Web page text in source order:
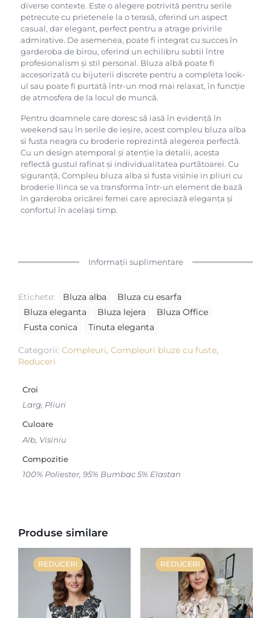
diverse contexte. Este o alegere potrivită pentru serile
petrecute cu prietenele la o terasă, oferind un aspect
casual, dar elegant, perfect pentru a atrage privirile
admirative. De asemenea, poate fi integrat cu succes în
garderoba de birou, oferind un echilibru subtil între
profesionalism și stil personal. Bluza albă poate fi
accesorizată cu bijuterii discrete pentru a completa look-
ul sau poate fi purtată într-un mod mai relaxat, în funcție
de atmosfera de la locul de muncă.
Pentru doamnele care doresc să iasă în evidență în
weekend sau în serile de ieșire, acest compleu bluza alba
si fusta neagra cu broderie reprezintă alegerea perfectă.
Cu un design atemporal și atenție la detalii, acesta
reflectă gustul rafinat și individualitatea purtătoarei. Cu
siguranță, Compleu bluza alba si fusta visinie in pliuri cu
broderie Ilinca se va transforma într-un element de bază
în garderoba oricărei femei care apreciază eleganța și
confortul în același timp.
Informații suplimentare
Etichete: Bluza alba
Bluza cu esarfa
Bluza eleganta
Bluza lejera
Bluza Office
Fusta conica
Tinuta eleganta
Categorii: Compleuri, Compleuri bluze cu fuste,
Reduceri
Croi
Larg, Pliuri
Culoare
Alb, Visiniu
Compozitie
100% Poliester, 95% Bumbac 5% Elastan
Produse similare
REDUCERI REDUCERI